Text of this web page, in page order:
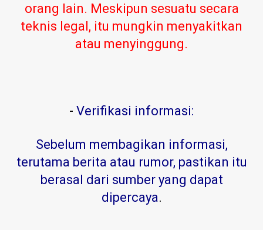
orang lain. Meskipun sesuatu secara
teknis legal, itu mungkin menyakitkan
atau menyinggung.
- Verifikasi informasi:
Sebelum membagikan informasi,
terutama berita atau rumor, pastikan itu
berasal dari sumber yang dapat
dipercaya.